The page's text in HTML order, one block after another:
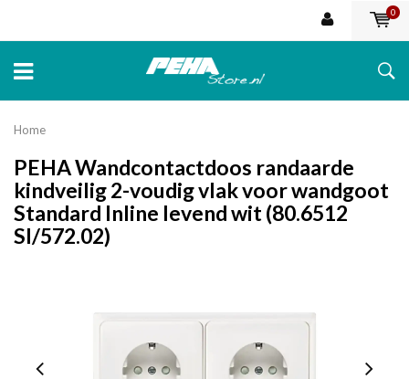
0
Home
PEHA Wandcontactdoos randaarde
kindveilig 2-voudig vlak voor wandgoot
Standard Inline levend wit (80.6512
SI/572.02)